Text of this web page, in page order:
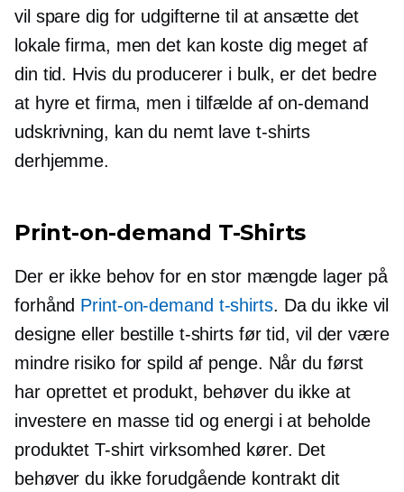
vil spare dig for udgifterne til at ansætte det
lokale firma, men det kan koste dig meget af
din tid. Hvis du producerer i bulk, er det bedre
at hyre et firma, men i tilfælde afon-demand
udskrivning, kan du nemt lave t-shirts
derhjemme.
Print-on-demand T-Shirts
Der er ikke behov for en stor mængde lager på
forhånd Print-on-demand t-shirts. Da du ikke vil
designe eller bestille t-shirtsfør tid, vil der være
mindre risiko for spild af penge. Når du først
har oprettet et produkt, behøver du ikke at
investere en masse tid og energi i at beholde
produktetT-shirt virksomhed kører. Det
behøver du ikkeforudgående kontraktdit